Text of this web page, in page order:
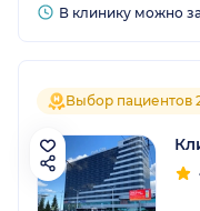
В клинику можно
Выбор пациентов